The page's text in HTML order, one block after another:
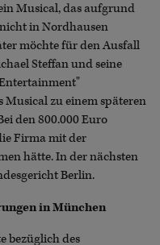
Musical, das aufgrund
in Nordhausen
möchte für den Ausfall
Steffan und seine
Musical zu einem späteren
den 800.000 Euro
Firma mit der
hätte. In der nächsten
Berlin.
in München
bezüglich des